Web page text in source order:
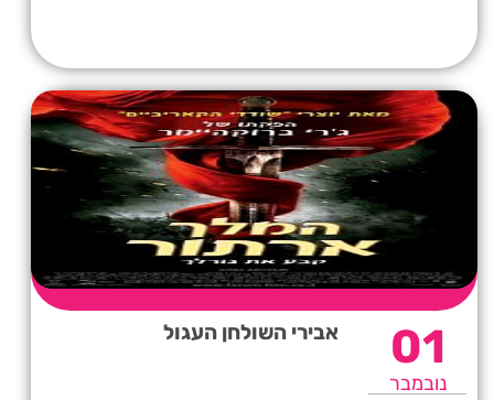
01
נובמבר
אבירי השולחן העגול